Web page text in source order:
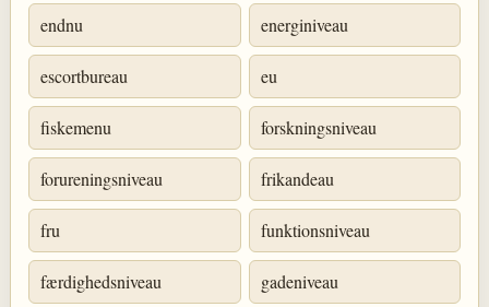
endnu energiniveau
escortbureau eu
fiskemenu forskningsniveau
forureningsniveau frikandeau
fru funktionsniveau
færdighedsniveau gadeniveau